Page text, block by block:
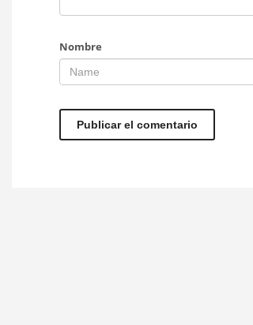
Nombre